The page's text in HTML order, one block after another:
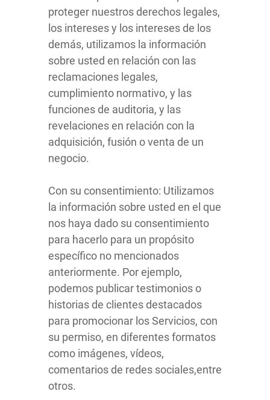
proteger nuestros derechos legales,
los intereses y los intereses de los
demás, utilizamos la información
sobre usted en relación con las
reclamaciones legales,
cumplimiento normativo, y las
funciones de auditoria, y las
revelaciones en relación con la
adquisición, fusión o venta de un
negocio.
Con su consentimiento: Utilizamos
la información sobre usted en el que
nos haya dado su consentimiento
para hacerlo para un propósito
específico no mencionados
anteriormente. Por ejemplo,
podemos publicar testimonios o
historias de clientes destacados
para promocionar los Servicios, con
su permiso, en diferentes formatos
como imágenes, vídeos,
comentarios de redes sociales,entre
otros.